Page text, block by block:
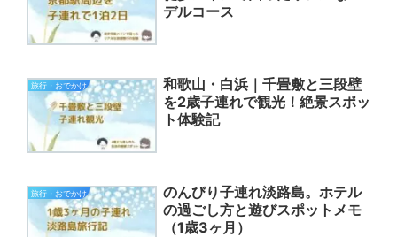
デルコース
旅行・おでかけ
和歌山・白浜｜千畳敷と三段壁
を2歳子連れで観光！絶景スポッ
ト体験記
旅行・おでかけ
のんびり子連れ淡路島。ホテル
の過ごし方と遊びスポットメモ
（1歳3ヶ月）